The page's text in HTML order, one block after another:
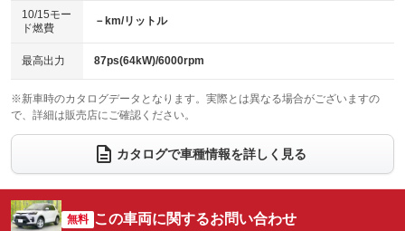
ベンチシート
：装備なし
チップアップシート
：装備なし
：装備なし ：装備なし
ウォークスルー
：装備なし
電動リアゲート フロントカメラ
：装備なし
：装備なし ：装備なし
サイドカメラ
：装備なし ルーフレール
：装備なし
10/15モー
ド燃費
－km/リットル
最高出力 87ps(64kW)/6000rpm
※新車時のカタログデータとなります。実際とは異なる場合がございますの
で、詳細は販売店にご確認ください。
カタログで車種情報を詳しく見る
無料 この車両に関するお問い合わせ